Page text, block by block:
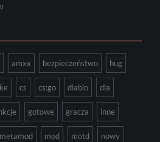
amxx bezpieczeństwo bug
cs cs:go diablo dla
gotowe gracza inne
metamod mod motd nowy